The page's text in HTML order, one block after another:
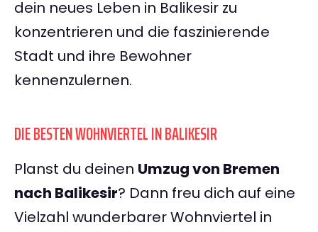
dein neues Leben in Balikesir zu
konzentrieren und die faszinierende
Stadt und ihre Bewohner
kennenzulernen.
DIE BESTEN WOHNVIERTEL IN BALIKESIR
Planst du deinen Umzug von Bremen
nach Balikesir? Dann freu dich auf eine
Vielzahl wunderbarer Wohnviertel in